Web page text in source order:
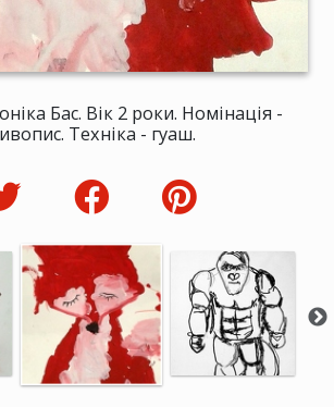
Бас. Вік 2 роки. Номінація -
Техніка - гуаш.